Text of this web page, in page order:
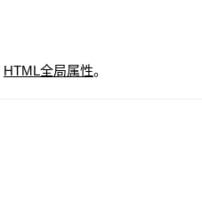
HTML全局属性。